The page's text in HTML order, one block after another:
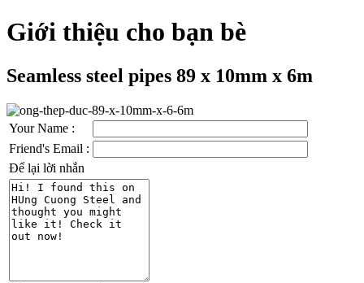
Giới thiệu cho bạn bè
Seamless steel pipes 89 x 10mm x 6m
Your Name :
Friend's Email :
Để lại lời nhắn